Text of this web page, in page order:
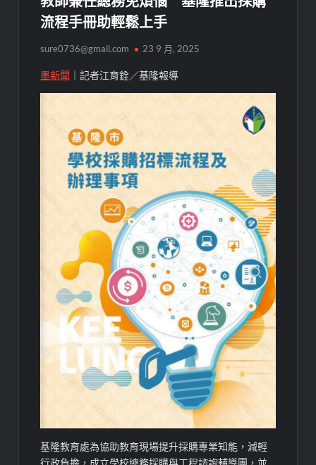
流程手冊助輕鬆上手
sure0736@gmail.com 23 9 月, 2025
墨新聞 ｜記者江育銓／基隆報導
基隆教育處為協助教育現場提升採購專業知能，減輕